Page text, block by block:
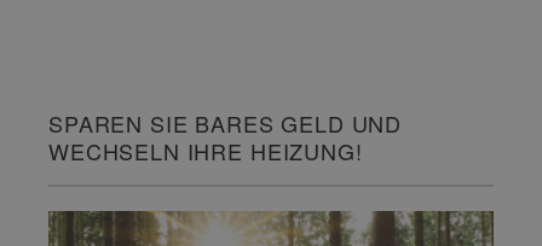
SPAREN SIE BARES GELD UND
WECHSELN IHRE HEIZUNG!